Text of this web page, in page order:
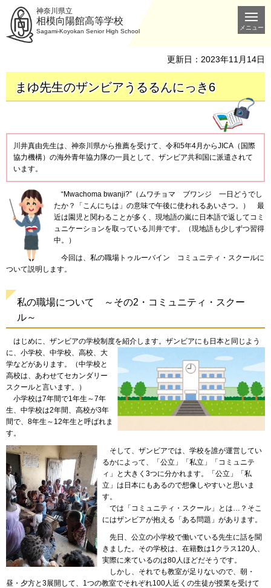
神奈川県立
相模向陽館高等学校
Sagami-Koyokan Senior High School
メニュー
更新日：2023年11月14日
まゆ先生のザンビアうるるんにっき6
川井真由先生は、神奈川県から推薦を受けて、令和5年4月からJICA（国際
協力機構）の海外青年協力隊の一員として、ザンビア共和国に派遣されて
います。
“Mwachomabwanji?”（ムワチョマ ブワンジ 一日 どうでし
たか？「こんにちは」の意味で午後に使われるあいさつ。）
最
近は園児と関わることが多く、現地語の嵐に日本語で返してコミ
ュニケーションを取っている川井です。（現地語も少しずつ習得
中。）
今回は、私の職場トゥルーバイン コミュニティ ・スクールに
ついて説明します。
私の職場について ～その2 ・コミュニティ・スクー
ル～
はじめに、ザンビアの学校制度を紹介します。 ザンビアにも日本と同じよう
に、小学校、中学校、高校、大
学などがあります。（中学校と
高校は、あわせてセカンダリー
スクールと言います。）
小学校は7年間で1年生～7年
生、中学校は2年間、高校が3年
間で、8年生～12年生と呼ばれま
す。
そして、ザンビアでは、 学校を誰が運営してい
るかによって、「公立」「私立」「コミュニテ
ィ」と大きく3つに分かれます。「公立」「私
立」は日本にもあるので想像しやすいと思いま
す。
では 「コミュニティ・スクール」とは…？そこ
にはザンビアが抱える「ある問題」があります。
先日
、公立の小学校で働いている先生に話を聞
きました。その学校は、在籍数は1クラス120人、
実際に来ているのは80人ほどだそうです。
しかし
、それでも教室が足りないので、朝・
昼・夕方と3展開して、1つの教室でそれぞれ100人近くの生徒が授業を受けて